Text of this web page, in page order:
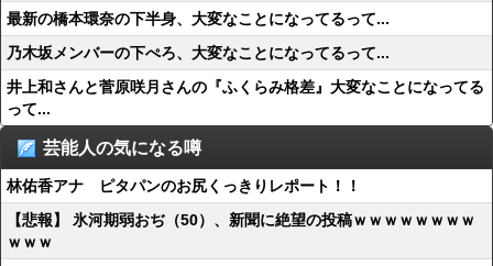
最新の橋本環奈の下半身、大変なことになってるって...
乃木坂メンバーの下ぺろ、大変なことになってるって...
井上和さんと菅原咲月さんの『ふくらみ格差』大変なことになってる
って...
芸能人の気になる噂
林佑香アナ ピタパンのお尻くっきりレポート！！
【悲報】 氷河期弱おぢ（50）、新聞に絶望の投稿ｗｗｗｗｗｗｗｗ
ｗｗｗ